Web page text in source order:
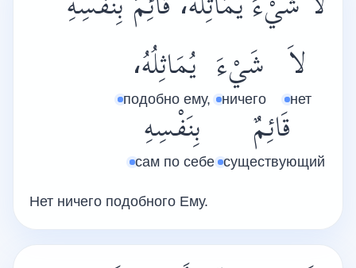
لاَ
нет
شَيْءَ
ничего
يُمَاثِلُهُ،
подобно ему,
قَائِمٌ
существующий
بِنَفْسِهِ
сам по себе
Нет ничего подобного Ему.